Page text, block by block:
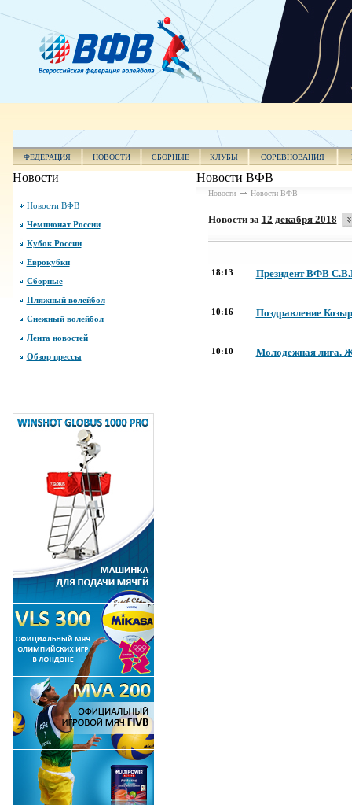
ФЕДЕРАЦИЯ НОВОСТИ СБОРНЫЕ КЛУБЫ СОРЕВНОВАНИЯ
Новости
Новости ВФВ
Чемпионат России
Кубок России
Еврокубки
Сборные
Пляжный волейбол
Снежный волейбол
Лента новостей
Обзор прессы
Новости ВФВ
Новости Новости ВФВ
Новости за 12 декабря 2018
18:13 Президент ВФВ
10:16 Поздравление
10:10 Молодежная лига.